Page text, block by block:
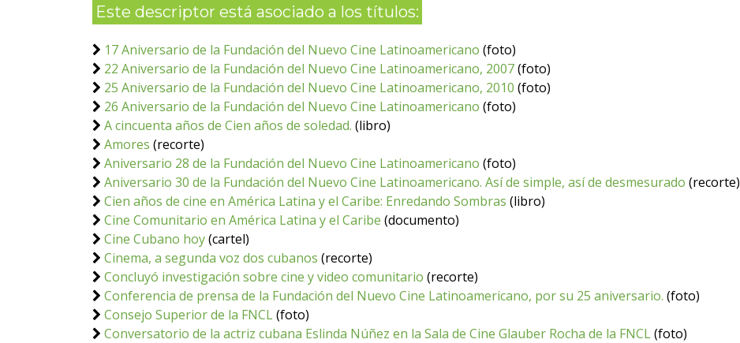
Este descriptor está asociado a los títulos:
17 Aniversario de la Fundación del Nuevo Cine Latinoamericano (foto)
22 Aniversario de la Fundación del Nuevo Cine Latinoamericano, 2007(foto)
25 Aniversario de la Fundación del Nuevo Cine Latinoamericano, 2010 (foto)
26 Aniversario de la Fundación del Nuevo Cine Latinoamericano (foto)
A cincuenta años de Cien años de soledad. (libro)
Amores (recorte)
Aniversario 28 de la Fundación del Nuevo Cine Latinoamericano (foto)
Aniversario 30 de la Fundación del Nuevo Cine Latinoamericano. Así de simple, así de desmesurado (recorte)
Cien años de cine en América Latina y el Caribe: Enredando Sombras (libro)
Cine Comunitario en América Latina y el Caribe (documento)
Cine Cubano hoy(cartel)
Cinema, a segunda voz dos cubanos (recorte)
Concluyó investigación sobre cine y video comunitario (recorte)
Conferencia de prensa de la Fundación del Nuevo Cine Latinoamericano, por su 25 aniversario. (foto)
Consejo Superior de la FNCL(foto)
Conversatorio de la actriz cubana Eslinda Núñez en la Sala de Cine Glauber Rocha de la FNCL(foto)